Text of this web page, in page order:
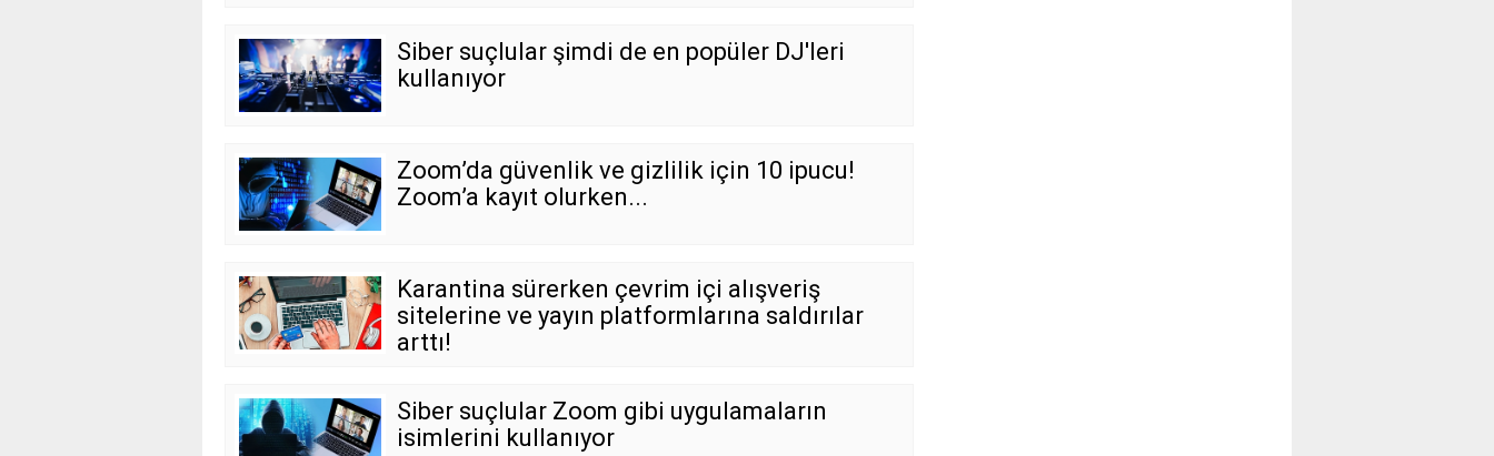
Siber suçlular şimdi de en popüler DJ'leri
kullanıyor
Zoom’da güvenlik ve gizlilik için 10 ipucu!
Zoom’a kayıt olurken...
Karantina sürerken çevrim içi alışveriş
sitelerine ve yayın platformlarına saldırılar
arttı!
Siber suçlular Zoom gibi uygulamaların
isimlerini kullanıyor